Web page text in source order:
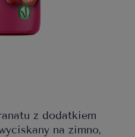
z dodatkiem
na zimno,